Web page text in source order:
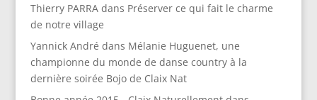
Thierry PARRAdans Préserver ce qui fait le charme
de notre village
Yannick André dans Mélanie Huguenet, une
championne du monde de danse country à la
dernière soirée Bojo de Claix Nat